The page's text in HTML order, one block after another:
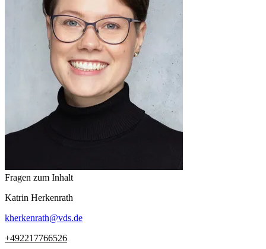
Fragen zum Inhalt
Katrin Herkenrath
kherkenrath@vds.de
+492217766526